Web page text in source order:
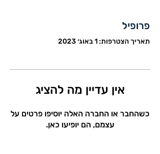
פרופיל
תאריך הצטרפות: 1 באוג׳ 2023
אין עדיין מה להציג
כשהחבר או החברה האלה יוסיפו פרטים על
עצמם, הם יופיעו כאן.